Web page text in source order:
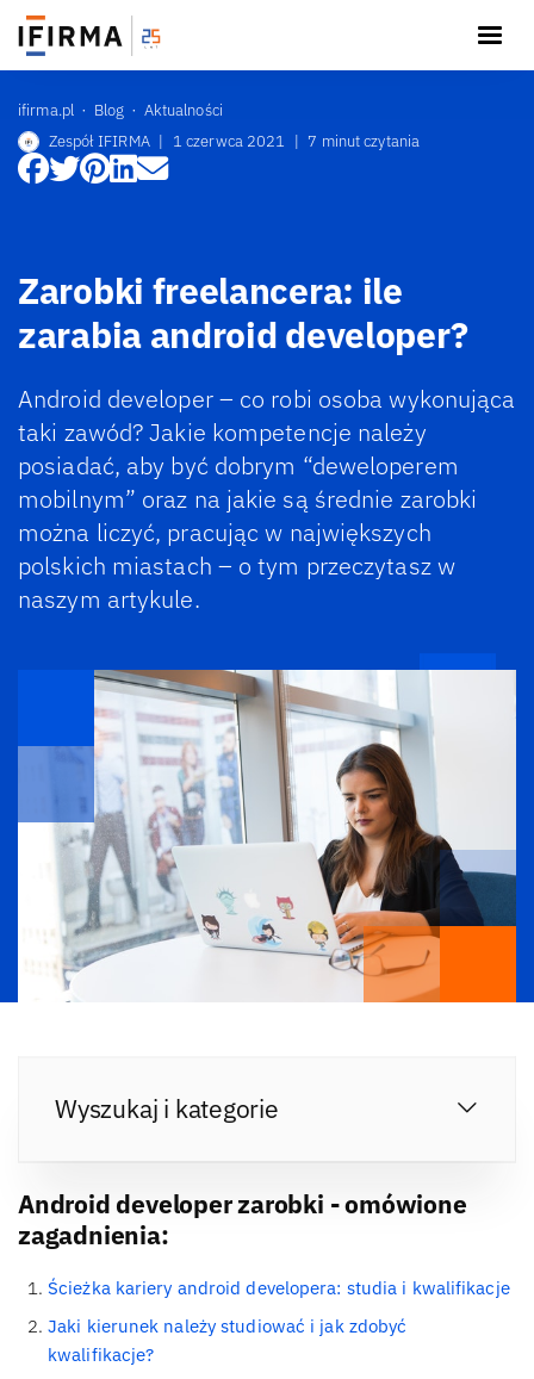
ifirma.pl Blog
Aktualności
Zespół IFIRMA | 1 czerwca 2021 | 7 minut czytania
Zarobki freelancera: ile
zarabia android developer?
Android developer – co robi osoba wykonująca
taki zawód? Jakie kompetencje należy
posiadać, aby być dobrym “deweloperem
mobilnym” oraz na jakie są średnie zarobki
można liczyć, pracując w największych
polskich miastach – o tym przeczytasz w
naszym artykule.
Wyszukaj i kategorie
Android developer zarobki - omówione
zagadnienia:
Ścieżka kariery android developera: studia i kwalifikacje
Jaki kierunek należy studiować i jak zdobyć
kwalifikacje?